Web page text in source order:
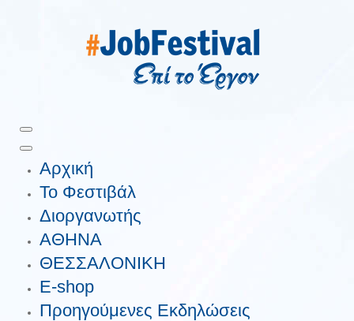
Αρχική
Το Φεστιβάλ
Διοργανωτής
ΑΘΗΝΑ
ΘΕΣΣΑΛΟΝΙΚΗ
E-shop
Προηγούμενες Εκδηλώσεις